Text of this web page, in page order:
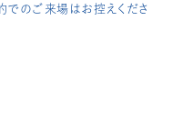
でのご来場はお控えくださ